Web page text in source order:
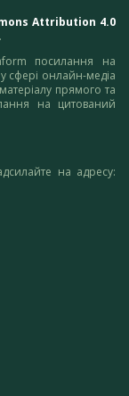
Attribution 4.0
посилання на
у сфері онлайн-медіа
прямого та
на цитований
на адресу: